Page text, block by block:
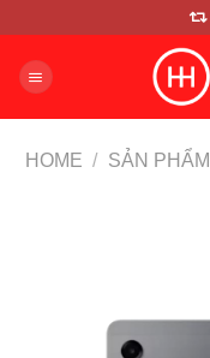
nội
HOME / SẢN PHẨM